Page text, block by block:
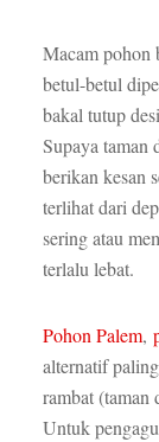
Macam pohon
betul-betul
bakal tutup
Supaya taman
berikan kesan
terlihat dari
sering atau
terlalu lebat.
Pohon Palem,
alternatif
rambat (taman
Untuk